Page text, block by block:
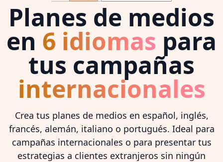
Planes de medios
en 6 idiomas para
tus campañas
internacionales
Crea tus planes de medios en español, inglés,
francés, alemán, italiano o portugués. Ideal para
campañas internacionales o para presentar tus
estrategias a clientes extranjeros sin ningún